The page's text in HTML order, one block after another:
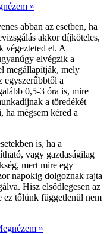
»
abban az esetben, ha
akkor díjköteles,
végezteted el. A
elvégzik a
megállapítják, mely
egyszerűbbtől a
0,5-3 óra is, mire
a töredékét
ha mégsem kéred a
is, ha a
vagy gazdaságilag
mert mire egy
napokig dolgoznak rajta
Hisz elsődlegesen az
ez tőlünk függetlenül nem
»